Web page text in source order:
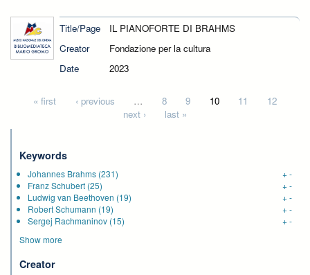
Title/Page
IL PIANOFORTE DI BRAHMS
Creator
Fondazione per la cultura
Date
2023
Pages« first ‹ previous … 8 9 10 11
12
next ›
last »
Keywords
Johannes Brahms (231) +-
Franz Schubert (25) +-
Ludwig van Beethoven (19) +-
Robert Schumann (19) +-
Sergej Rachmaninov (15) +-
Show more
Creator